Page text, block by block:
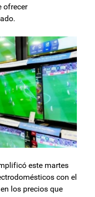
ofrecer
este martes
con el
los precios que